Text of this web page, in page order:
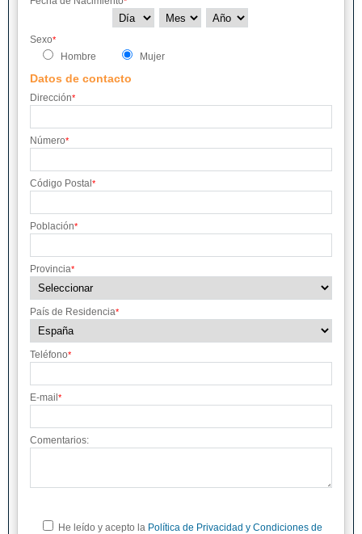
Sexo*
Hombre Mujer
Datos de contacto
Dirección*
Número*
Código Postal *
Población*
Provincia*
País de Residencia*
Teléfono*
E-mail *
Comentarios:
He leído y acepto la Política de Privacidad y Condiciones de